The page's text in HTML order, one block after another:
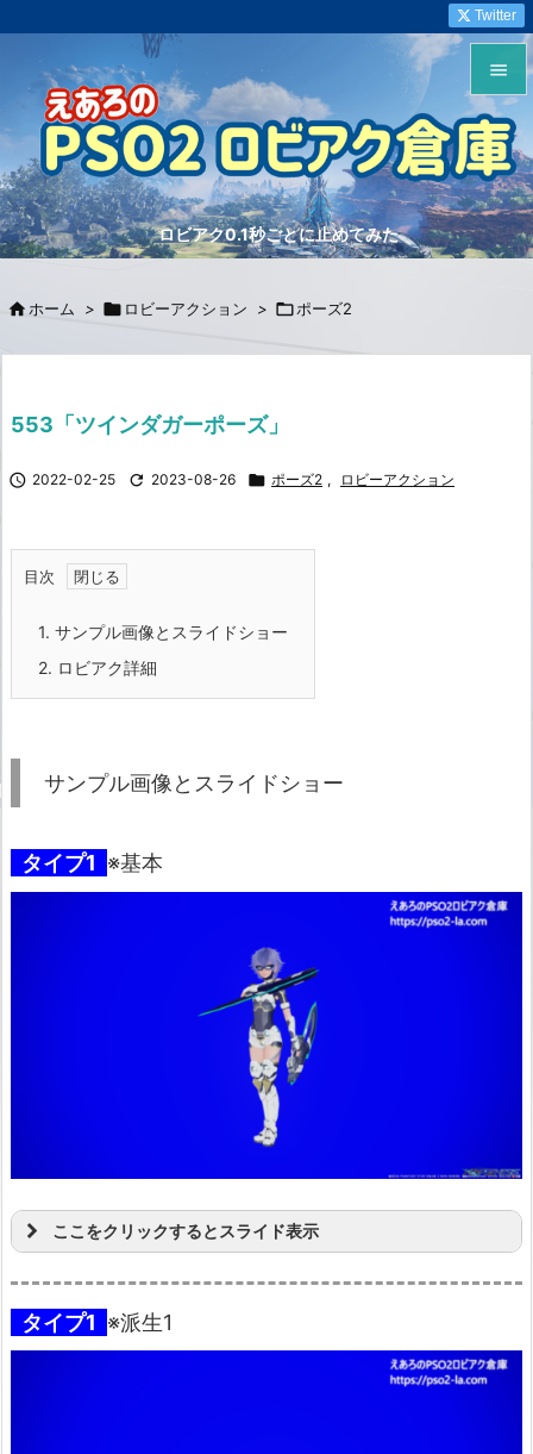
ロビアク0.1秒ごとに止めてみた


メニュ

サイド


Twitter
 ホーム >  ロビーアクション > ポーズ2
553「ツインダガーポーズ」
 2022-02-25  2023-08-26  ポーズ2 , ロビーアクション
目次
1. サンプル画像とスライドショー
2. ロビアク詳細
サンプル画像とスライドショー
タイプ1 ※基本
ここをクリックするとスライド表示
タイプ1 ※派生1